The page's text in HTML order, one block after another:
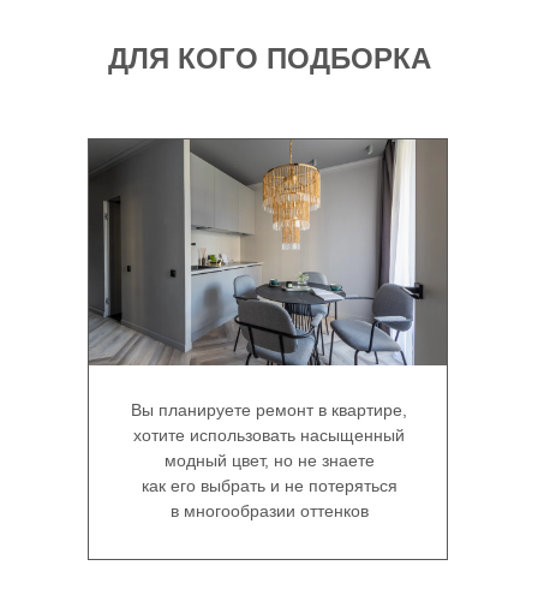
ДЛЯ КОГО ПОДБОРКА
Вы планируете ремонт в квартире,
хотите использовать насыщенный
модный цвет, но не знаете
как его выбрать и не потеряться
в многообразии оттенков